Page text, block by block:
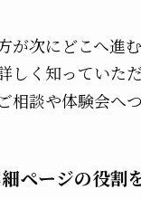
が次にどこへ進
しく知っていた
相談や体験会へ
ページの役割